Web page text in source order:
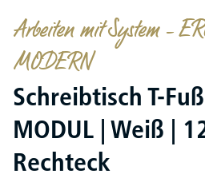
Arbeiten mit System –
MODERN
Schreibtisch T-
MODUL | Weiß |
Rechteck